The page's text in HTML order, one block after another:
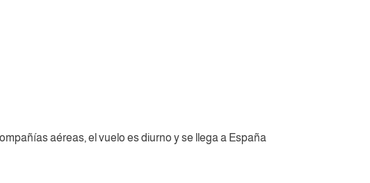
aéreas, el vuelo es diurno y se llega a España